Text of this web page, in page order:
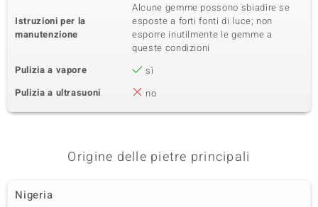
Istruzioni per la
manutenzione
Alcune gemme possono sbiadire se
esposte a forti fonti di luce; non
esporre inutilmente le gemme a
queste condizioni
Pulizia a vapore
sì
Pulizia a ultrasuoni
no
Origine delle pietre principali
Nigeria